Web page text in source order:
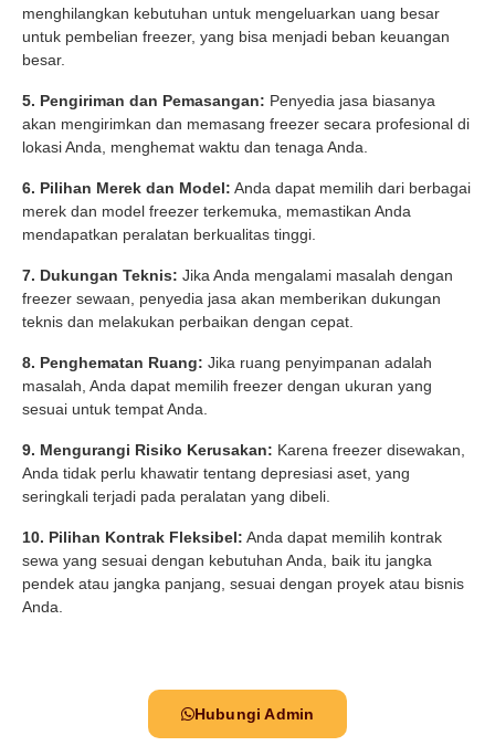
menghilangkan kebutuhan untuk mengeluarkan uang besar
untuk pembelian freezer, yang bisa menjadi beban keuangan
besar.
5. Pengiriman dan Pemasangan: Penyedia jasa biasanya
akan mengirimkan dan memasang freezer secara profesional di
lokasi Anda, menghemat waktu dan tenaga Anda.
6. Pilihan Merek dan Model: Anda dapat memilih dari berbagai
merek dan model freezer terkemuka, memastikan Anda
mendapatkan peralatan berkualitas tinggi.
7. Dukungan Teknis: Jika Anda mengalami masalah dengan
freezer sewaan, penyedia jasa akan memberikan dukungan
teknis dan melakukan perbaikan dengan cepat.
8. Penghematan Ruang: Jika ruang penyimpanan adalah
masalah, Anda dapat memilih freezer dengan ukuran yang
sesuai untuk tempat Anda.
9. Mengurangi Risiko Kerusakan: Karena freezer disewakan,
Anda tidak perlu khawatir tentang depresiasi aset, yang
seringkali terjadi pada peralatan yang dibeli.
10. Pilihan Kontrak Fleksibel: Anda dapat memilih kontrak
sewa yang sesuai dengan kebutuhan Anda, baik itu jangka
pendek atau jangka panjang, sesuai dengan proyek atau bisnis
Anda.
Hubungi Admin